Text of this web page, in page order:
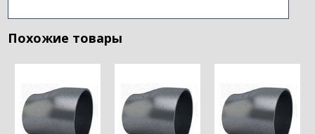
Похожие товары